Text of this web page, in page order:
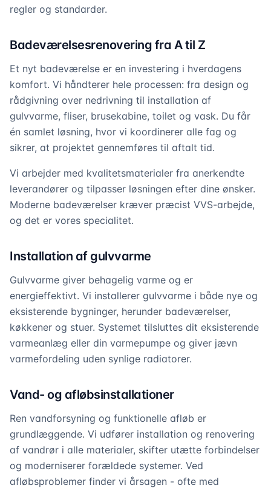
regler og standarder.
Badeværelsesrenovering fra A til Z
Et nyt badeværelse er en investering i hverdagens
komfort. Vi håndterer hele processen: fra design og
rådgivning over nedrivning til installation af
gulvvarme, fliser, brusekabine, toilet og vask. Du får
én samlet løsning, hvor vi koordinerer alle fag og
sikrer, at projektet gennemføres til aftalt tid.
Vi arbejder med kvalitetsmaterialer fra anerkendte
leverandører og tilpasser løsningen efter dine ønsker.
Moderne badeværelser kræver præcist VVS-arbejde,
og det er vores specialitet.
Installation af gulvvarme
Gulvvarme giver behagelig varme og er
energieffektivt. Vi installerer gulvvarme i både nye og
eksisterende bygninger, herunder badeværelser,
køkkener og stuer. Systemet tilsluttes dit eksisterende
varmeanlæg eller din varmepumpe og giver jævn
varmefordeling uden synlige radiatorer.
Vand- og afløbsinstallationer
Ren vandforsyning og funktionelle afløb er
grundlæggende. Vi udfører installation og renovering
af vandrør i alle materialer, skifter utætte forbindelser
og moderniserer forældede systemer. Ved
afløbsproblemer finder vi årsagen - ofte med